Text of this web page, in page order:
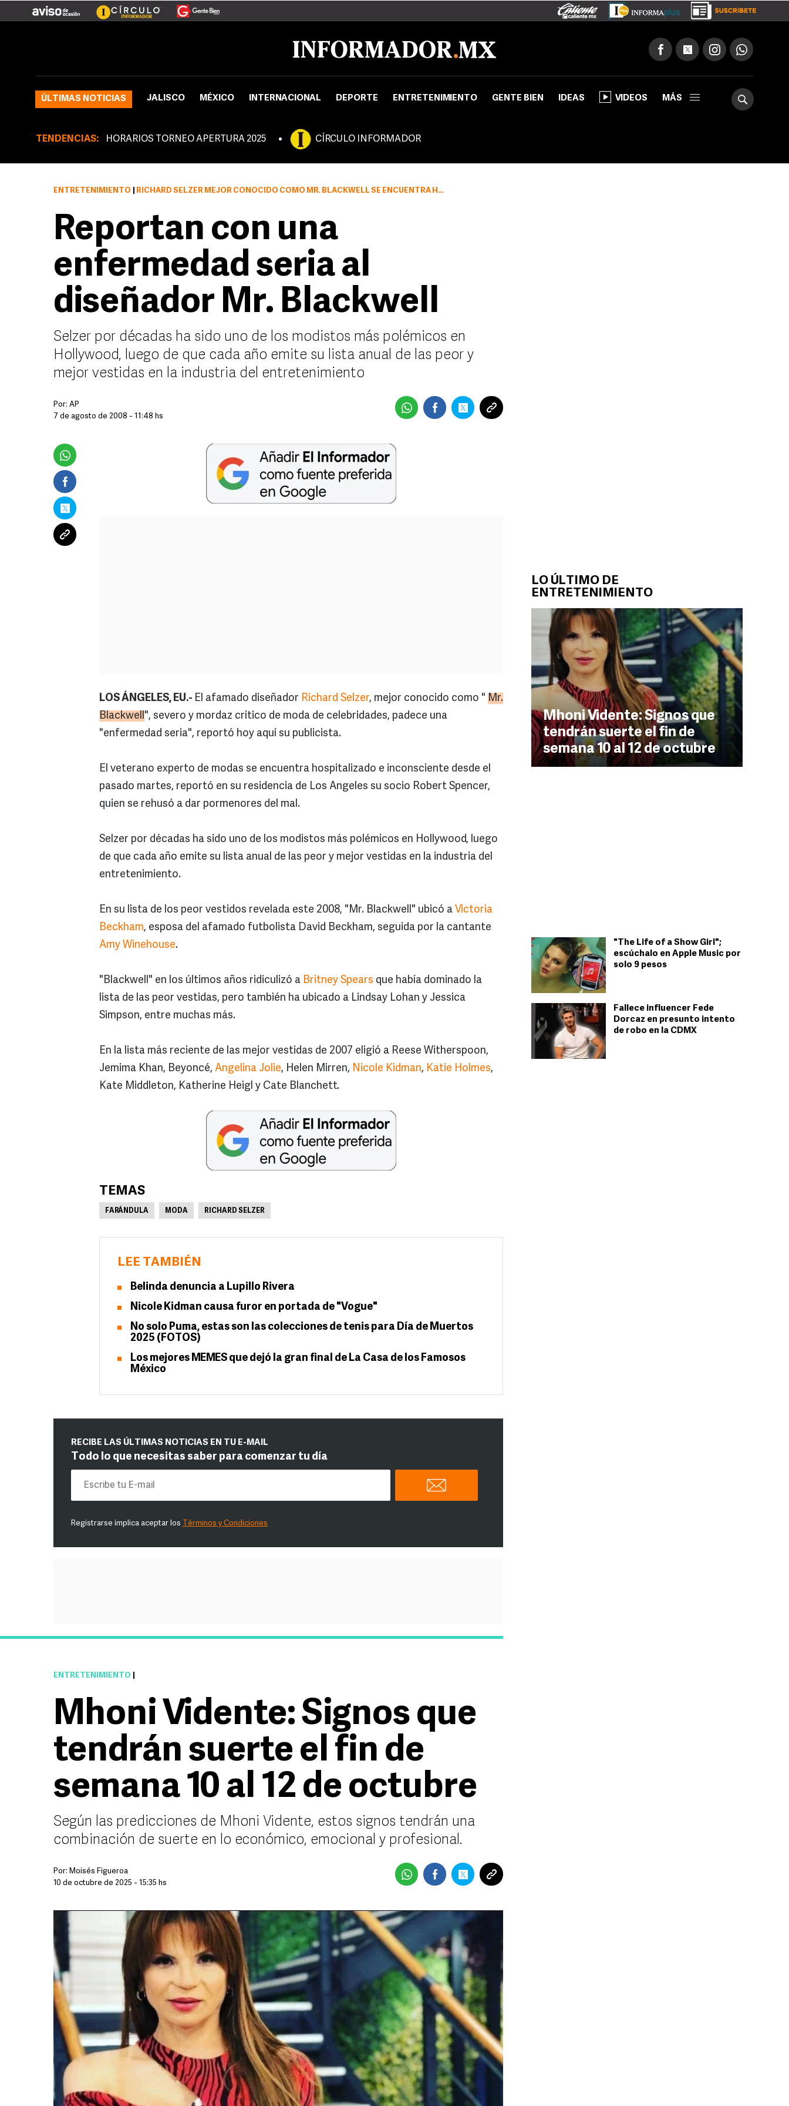
ÚLTIMAS NOTICIAS JALISCO MÉXICO INTERNACIONAL DEPORTE ENTRETENIMIENTO GENTE BIEN IDEAS VIDEOS MÁS
TENDENCIAS: HORARIOS TORNEO APERTURA 2025 CÍRCULO INFORMADOR
LO ÚLTIMO DE
ENTRETENIMIENTO
Mhoni Vidente: Signos que
tendrán suerte el fin de
semana 10 al 12 de octubre
"The Life of a Show Girl";
escúchalo en Apple Music por
solo 9 pesos
Fallece influencer Fede
Dorcaz en presunto intento
de robo en la CDMX
ENTRETENIMIENTO RICHARD SELZER MEJOR CONOCIDO COMO MR. BLACKWELL SE ENCUENTRA HOSPITALIZADO E INCONSCIENTE DESDE EL PASADO MARTES
Reportan con una
enfermedad seria al
diseñador Mr. Blackwell
Selzer por décadas ha sido uno de los modistos más polémicos en
Hollywood, luego de que cada año emite su lista anual de las peor y
mejor vestidas en la industria del entretenimiento
Por: AP
7 de agosto de 2008 - 11:48 hs
LOS ÁNGELES, EU.- El afamado diseñador Richard Selzer, mejor conocido como " Mr.
Blackwell", severo y mordaz crítico de moda de celebridades, padece una
"enfermedad seria", reportó hoy aquí su publicista.
El veterano experto de modas se encuentra hospitalizado e inconsciente desde el
pasado martes, reportó en su residencia de Los Angeles su socio Robert Spencer,
quien se rehusó a dar pormenores del mal.
Selzer por décadas ha sido uno de los modistos más polémicos en Hollywood, luego
de que cada año emite su lista anual de las peor y mejor vestidas en la industria del
entretenimiento.
En su lista de los peor vestidos revelada este 2008, "Mr. Blackwell" ubicó a Victoria
Beckham, esposa del afamado futbolista David Beckham, seguida por la cantante
Amy Winehouse.
"Blackwell" en los últimos años ridiculizó a Britney Spears que había dominado la
lista de las peor vestidas, pero también ha ubicado a Lindsay Lohan y Jessica
Simpson, entre muchas más.
En la lista más reciente de las mejor vestidas de 2007 eligió a Reese Witherspoon,
Jemima Khan, Beyoncé, Angelina Jolie, Helen Mirren, Nicole Kidman, Katie Holmes,
Kate Middleton, Katherine Heigl y Cate Blanchett.
TEMAS
FARÁNDULA MODA RICHARD SELZER
LEE TAMBIÉN
Belinda denuncia a Lupillo Rivera
Nicole Kidman causa furor en portada de "Vogue"
No solo Puma, estas son las colecciones de tenis para Día de Muertos
2025 (FOTOS)
Los mejores MEMES que dejó la gran final de La Casa de los Famosos
México
RECIBE LAS ÚLTIMAS NOTICIAS EN TU E-MAIL
Todo lo que necesitas saber para comenzar tu día
Registrarse implica aceptar los Términos y Condiciones
ENTRETENIMIENTO
Mhoni Vidente: Signos que
tendrán suerte el fin de
semana 10 al 12 de octubre
Según las predicciones de Mhoni Vidente, estos signos tendrán una
combinación de suerte en lo económico, emocional y profesional.
Por: Moisés Figueroa
10 de octubre de 2025 - 15:35 hs